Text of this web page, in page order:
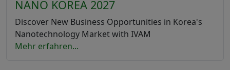
NANO KOREA 2027
Discover New Business Opportunities in Korea's
Nanotechnology Market with IVAM
Mehr erfahren...